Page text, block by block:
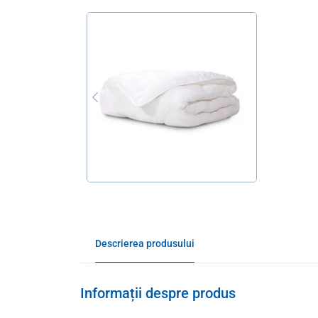
Descrierea produsului
Informații despre produs